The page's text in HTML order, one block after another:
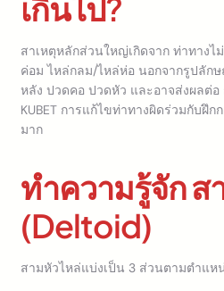
เกินไป?
สาเหตุหลักส่วนใหญ่เกิดจาก ท่าทางไ
ค่อม ไหล่กลม/ไหล่ห่อ นอกจากรูปลัก
หลัง ปวดคอ ปวดหัว และอาจส่งผลต่อ
KUBET การแก้ไขท่าทางผิดร่วมกับฝึ
มาก
ทำความรู้จัก ส
(Deltoid)
สามหัวไหล่แบ่งเป็น 3 ส่วนตามตำแห